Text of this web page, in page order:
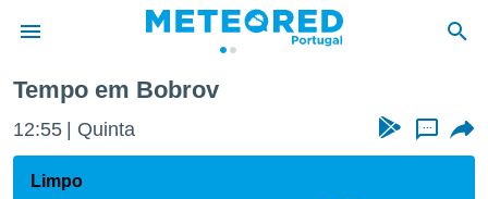
da
foi
Tempo em Bobrov
12:55 Quinta ...
Limpo